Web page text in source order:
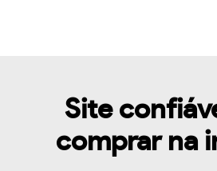
Site
comprar na